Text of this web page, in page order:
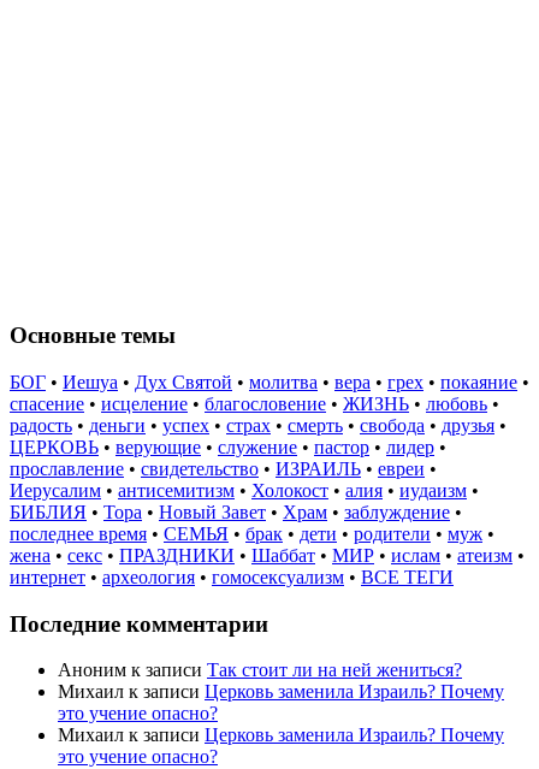
Основные темы
БОГ • Иешуа • Дух Святой • молитва • вера • грех • покаяние •
спасение • исцеление • благословение • ЖИЗНЬ • любовь •
радость • деньги • успех • страх • смерть • свобода • друзья •
ЦЕРКОВЬ • верующие • служение • пастор • лидер •
прославление • свидетельство • ИЗРАИЛЬ • евреи •
Иерусалим • антисемитизм • Холокост • алия • иудаизм •
БИБЛИЯ • Тора • Новый Завет • Храм • заблуждение •
последнее время • СЕМЬЯ • брак • дети • родители • муж •
жена • секс • ПРАЗДНИКИ • Шаббат • МИР • ислам • атеизм •
интернет • археология • гомосексуализм • ВСЕ ТЕГИ
Последние комментарии
Аноним к записи Так стоит ли на ней жениться?
Михаил к записи Церковь заменила Израиль? Почему
это учение опасно?
Михаил к записи Церковь заменила Израиль? Почему
это учение опасно?